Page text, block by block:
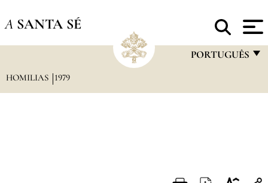
A SANTA SÉ
PORTUGUÊS
HOMILIAS 1979